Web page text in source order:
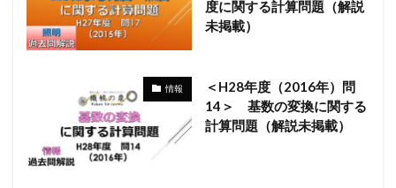
度に関する計算問題（解説
未掲載）
情報
＜H28年度（2016年）問
14＞ 基数の変換に関する
計算問題（解説未掲載）